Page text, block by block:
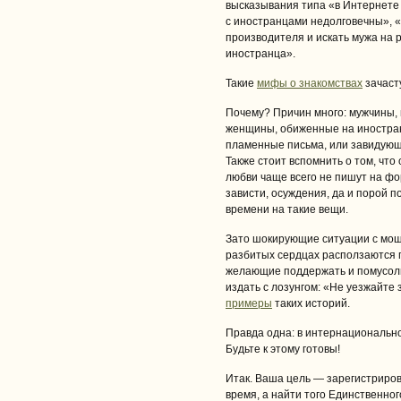
высказывания типа «в
с иностранцами недолговечны»,
производителя и искать мужа на
иностранца».
Такие мифы о знакомствах
Почему? Причин много: мужчины,
женщины, обиженные на
пламенные письма, или
Также стоит вспомнить о том,
любви чаще всего не пишут на
зависти, осуждения, да и порой
времени на такие вещи.
Зато шокирующие ситуации с
разбитых сердцах
желающие поддержать и
издать с лозунгом: «Не
примеры таких историй.
Правда одна: в
Будьте к этому готовы!
Итак. Ваша цель —
время, а найти того